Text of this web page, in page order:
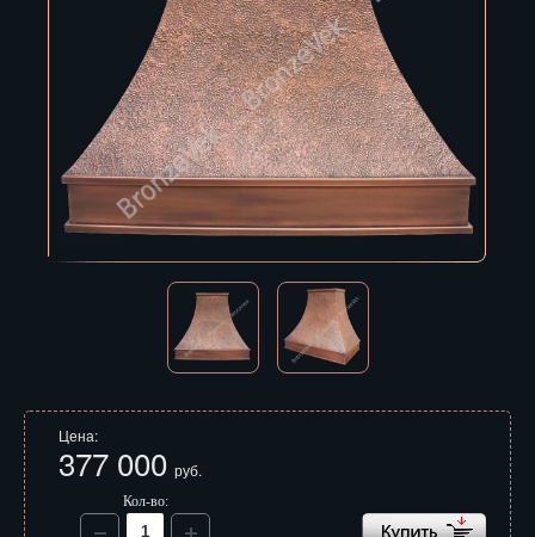
Владимир
Волгоград
Вологда
Воронеж
Горно-Алтайск
Екатеринбург
Зеленоград
Цена:
377 000 руб.
Кол-во: